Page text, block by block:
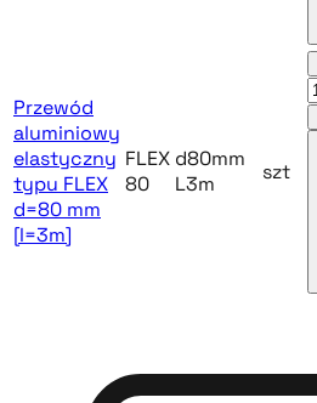
Przewód
aluminiowy
elastyczny
typu FLEX
d=80 mm
[l=3m]
FLEX
80
d80mm
L3m
szt